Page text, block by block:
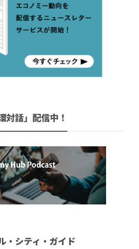
対話」配信中！
・シティ・ガイド